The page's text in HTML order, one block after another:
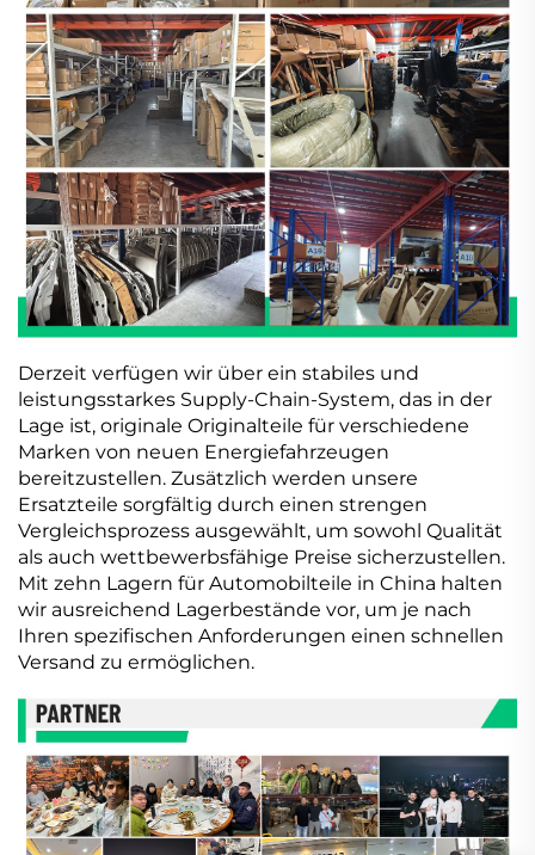
Derzeit verfügen wir über ein stabiles und
leistungsstarkes Supply-Chain-System, das in der
Lage ist, originale Originalteile für verschiedene
Marken von neuen Energiefahrzeugen
bereitzustellen. Zusätzlich werden unsere
Ersatzteile sorgfältig durch einen strengen
Vergleichsprozess ausgewählt, um sowohl Qualität
als auch wettbewerbsfähige Preise sicherzustellen.
Mit zehn Lagern für Automobilteile in China halten
wir ausreichend Lagerbestände vor, um je nach
Ihren spezifischen Anforderungen einen schnellen
Versand zu ermöglichen.